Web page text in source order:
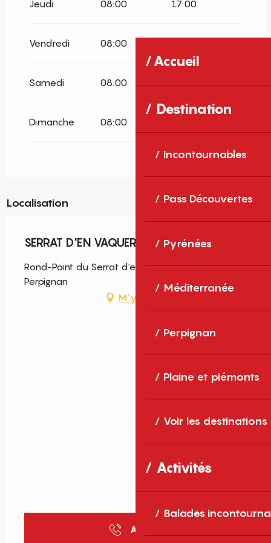
Accueil
Destination
Incontournables
Pass Découvertes
Pyrénées
Méditerranée
Perpignan
Plaine et piémonts
Voir les destinations
Activités
Balades
Jeudi 08:00 17:00
Vendredi 08:00
Samedi 08:00 17:00
Dimanche 08:00
Localisation
SERRAT D'EN VAQUER
Rond-Point du Serrat d'en Vaquer, 66000
Perpignan
M'y rendre
Appeler